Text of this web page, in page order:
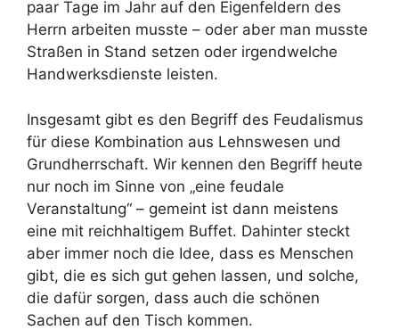
paar Tage im Jahr auf den Eigenfeldern des
Herrn arbeiten musste – oder aber man musste
Straßen in Stand setzen oder irgendwelche
Handwerksdienste leisten.
Insgesamt gibt es den Begriff des Feudalismus
für diese Kombination aus Lehnswesen und
Grundherrschaft. Wir kennen den Begriff heute
nur noch im Sinne von „eine feudale
Veranstaltung“ – gemeint ist dann meistens
eine mit reichhaltigem Buffet. Dahinter steckt
aber immer noch die Idee, dass es Menschen
gibt, die es sich gut gehen lassen, und solche,
die dafür sorgen, dass auch die schönen
Sachen auf den Tisch kommen.